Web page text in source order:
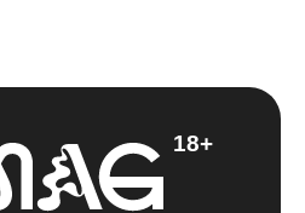
18+